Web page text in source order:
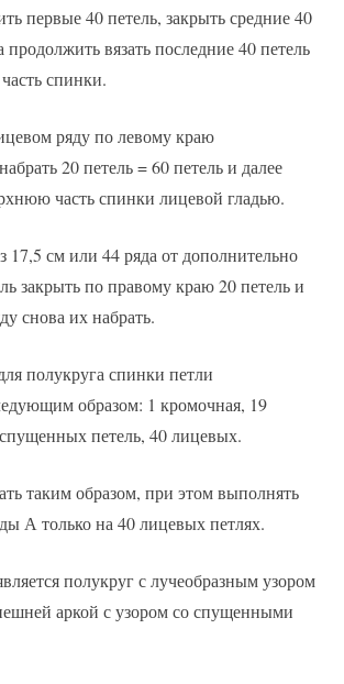
первые 40 петель, закрыть средние 40
продолжить вязать последние 40 петель
спинки.
ряду по левому краю
20 петель = 60 петель и далее
часть спинки лицевой гладью.
17,5 см или 44 ряда от дополнительно
закрыть по правому краю 20 петель и
снова их набрать.
полукруга спинки петли
образом: 1 кромочная, 19
спущенных петель, 40 лицевых.
таким образом, при этом выполнять
А только на 40 лицевых петлях.
полукруг с лучеобразным узором
аркой с узором со спущенными